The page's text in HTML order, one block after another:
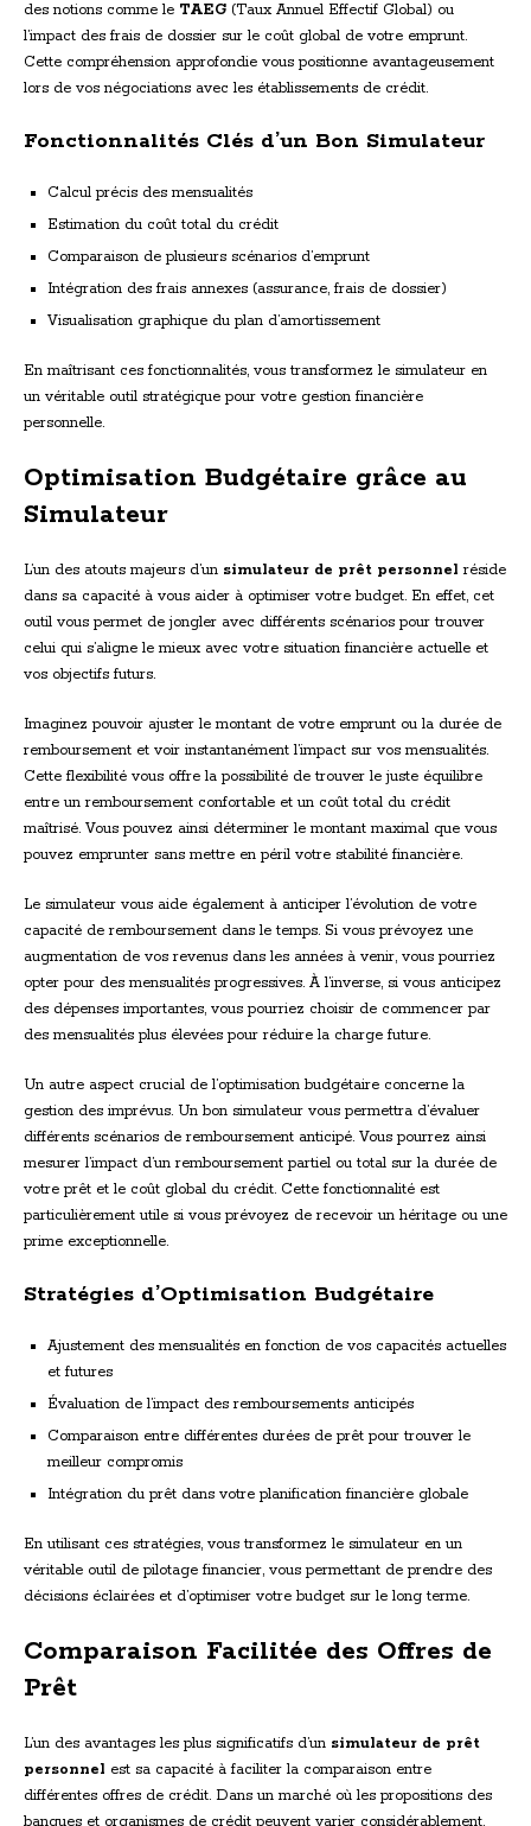
des notions comme le TAEG (Taux Annuel Effectif Global) ou
l’impact des frais de dossier sur le coût global de votre emprunt.
Cette compréhension approfondie vous positionne avantageusement
lors de vos négociations avec les établissements de crédit.
Fonctionnalités Clés d’un Bon Simulateur
Calcul précis des mensualités
Estimation du coût total du crédit
Comparaison de plusieurs scénarios d’emprunt
Intégration des frais annexes (assurance, frais de dossier)
Visualisation graphique du plan d’amortissement
En maîtrisant ces fonctionnalités, vous transformez le simulateur en
un véritable outil stratégique pour votre gestion financière
personnelle.
Optimisation Budgétaire grâce au
Simulateur
L’un des atouts majeurs d’un simulateur de prêt personnel réside
dans sa capacité à vous aider à optimiser votre budget. En effet, cet
outil vous permet de jongler avec différents scénarios pour trouver
celui qui s’aligne le mieux avec votre situation financière actuelle et
vos objectifs futurs.
Imaginez pouvoir ajuster le montant de votre emprunt ou la durée de
remboursement et voir instantanément l’impact sur vos mensualités.
Cette flexibilité vous offre la possibilité de trouver le juste équilibre
entre un remboursement confortable et un coût total du crédit
maîtrisé. Vous pouvez ainsi déterminer le montant maximal que vous
pouvez emprunter sans mettre en péril votre stabilité financière.
Le simulateur vous aide également à anticiper l’évolution de votre
capacité de remboursement dans le temps. Si vous prévoyez une
augmentation de vos revenus dans les années à venir, vous pourriez
opter pour des mensualités progressives. À l’inverse, si vous anticipez
des dépenses importantes, vous pourriez choisir de commencer par
des mensualités plus élevées pour réduire la charge future.
Un autre aspect crucial de l’optimisation budgétaire concerne la
gestion des imprévus. Un bon simulateur vous permettra d’évaluer
différents scénarios de remboursement anticipé. Vous pourrez ainsi
mesurer l’impact d’un remboursement partiel ou total sur la durée de
votre prêt et le coût global du crédit. Cette fonctionnalité est
particulièrement utile si vous prévoyez de recevoir un héritage ou une
prime exceptionnelle.
Stratégies d’Optimisation Budgétaire
Ajustement des mensualités en fonction de vos capacités actuelles
et futures
Évaluation de l’impact des remboursements anticipés
Comparaison entre différentes durées de prêt pour trouver le
meilleur compromis
Intégration du prêt dans votre planification financière globale
En utilisant ces stratégies, vous transformez le simulateur en un
véritable outil de pilotage financier, vous permettant de prendre des
décisions éclairées et d’optimiser votre budget sur le long terme.
Comparaison Facilitée des Offres de
Prêt
L’un des avantages les plus significatifs d’un simulateur de prêt
personnel est sa capacité à faciliter la comparaison entre
différentes offres de crédit. Dans un marché où les propositions des
banques et organismes de crédit peuvent varier considérablement,